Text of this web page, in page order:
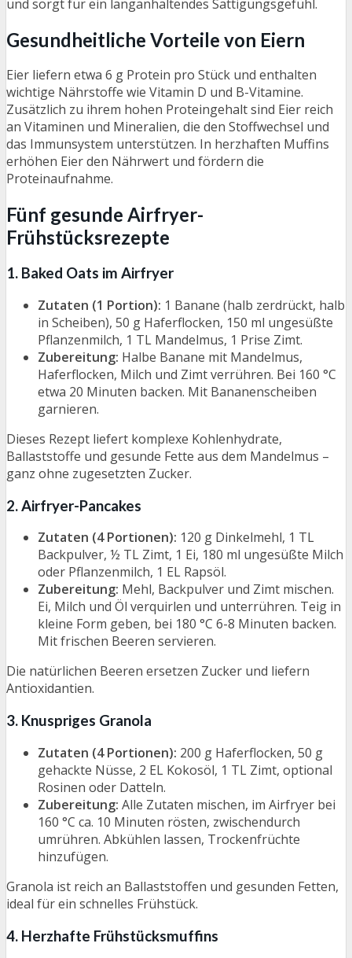
und sorgt für ein langanhaltendes Sättigungsgefühl.
Gesundheitliche Vorteile von Eiern
Eier liefern etwa 6 g Protein pro Stück und enthalten
wichtige Nährstoffe wie Vitamin D und B-Vitamine.
Zusätzlich zu ihrem hohen Proteingehalt sind Eier reich
an Vitaminen und Mineralien, die den Stoffwechsel und
das Immunsystem unterstützen. In herzhaften Muffins
erhöhen Eier den Nährwert und fördern die
Proteinaufnahme.
Fünf gesunde Airfryer-
Frühstücksrezepte
1. Baked Oats im Airfryer
Zutaten (1 Portion): 1 Banane (halb zerdrückt, halb
in Scheiben), 50 g Haferflocken, 150 ml ungesüßte
Pflanzenmilch, 1 TL Mandelmus, 1 Prise Zimt.
Zubereitung: Halbe Banane mit Mandelmus,
Haferflocken, Milch und Zimt verrühren. Bei 160 °C
etwa 20 Minuten backen. Mit Bananenscheiben
garnieren.
Dieses Rezept liefert komplexe Kohlenhydrate,
Ballaststoffe und gesunde Fette aus dem Mandelmus –
ganz ohne zugesetzten Zucker.
2. Airfryer-Pancakes
Zutaten (4 Portionen): 120 g Dinkelmehl, 1 TL
Backpulver, ½ TL Zimt, 1 Ei, 180 ml ungesüßte Milch
oder Pflanzenmilch, 1 EL Rapsöl.
Zubereitung: Mehl, Backpulver und Zimt mischen.
Ei, Milch und Öl verquirlen und unterrühren. Teig in
kleine Form geben, bei 180 °C 6-8 Minuten backen.
Mit frischen Beeren servieren.
Die natürlichen Beeren ersetzen Zucker und liefern
Antioxidantien.
3. Knuspriges Granola
Zutaten (4 Portionen): 200 g Haferflocken, 50 g
gehackte Nüsse, 2 EL Kokosöl, 1 TL Zimt, optional
Rosinen oder Datteln.
Zubereitung: Alle Zutaten mischen, im Airfryer bei
160 °C ca. 10 Minuten rösten, zwischendurch
umrühren. Abkühlen lassen, Trockenfrüchte
hinzufügen.
Granola ist reich an Ballaststoffen und gesunden Fetten,
ideal für ein schnelles Frühstück.
4. Herzhafte Frühstücksmuffins